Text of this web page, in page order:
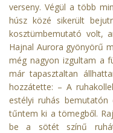
verseny. Végül a több
húsz közé sikerült
kosztümbemutató volt,
Hajnal Aurora gyönyörű
még nagyon izgultam a
már tapasztaltan
hozzátette: – A
estélyi ruhás
tűntem ki a tömegből.
be a sötét színű